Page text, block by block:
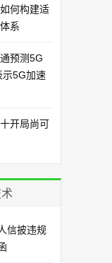
何构建适
系
预测5G
示5G加速
开局尚可
信披违规